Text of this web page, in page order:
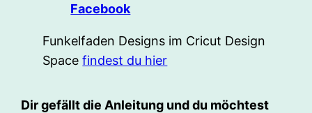
Facebook
Funkelfaden Designs im Cricut Design
Spacefindest du hier
Dir gefällt die Anleitung und du möchtest